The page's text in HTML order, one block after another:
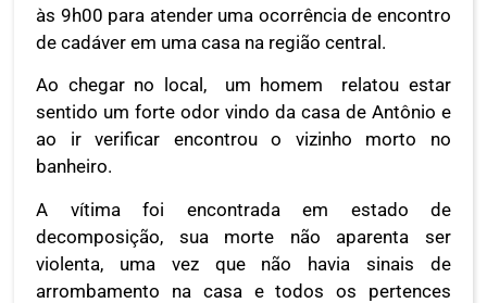
às 9h00 para atender uma ocorrência de encontro
de cadáver em uma casa na região central.
Ao chegar no local, um homem relatou estar
sentido um forte odor vindo da casa de Antônio e
ao ir verificar encontrou o vizinho morto no
banheiro.
A vítima foi encontrada em estado de
decomposição, sua morte não aparenta ser
violenta, uma vez que não havia sinais de
arrombamento na casa e todos os pertences